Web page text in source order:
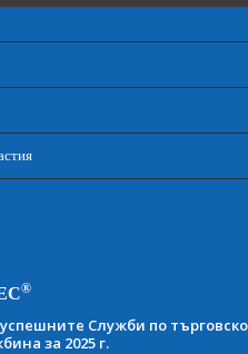
®
Служби по
за 2025 г.